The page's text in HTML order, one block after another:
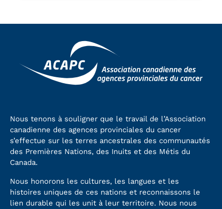
Nous tenons à souligner que le travail de l’Association
canadienne des agences provinciales du cancer
s’effectue sur les terres ancestrales des communautés
des Premières Nations, des Inuits et des Métis du
Canada.
Nous honorons les cultures, les langues et les
histoires uniques de ces nations et reconnaissons le
lien durable qui les unit à leur territoire. Nous nous